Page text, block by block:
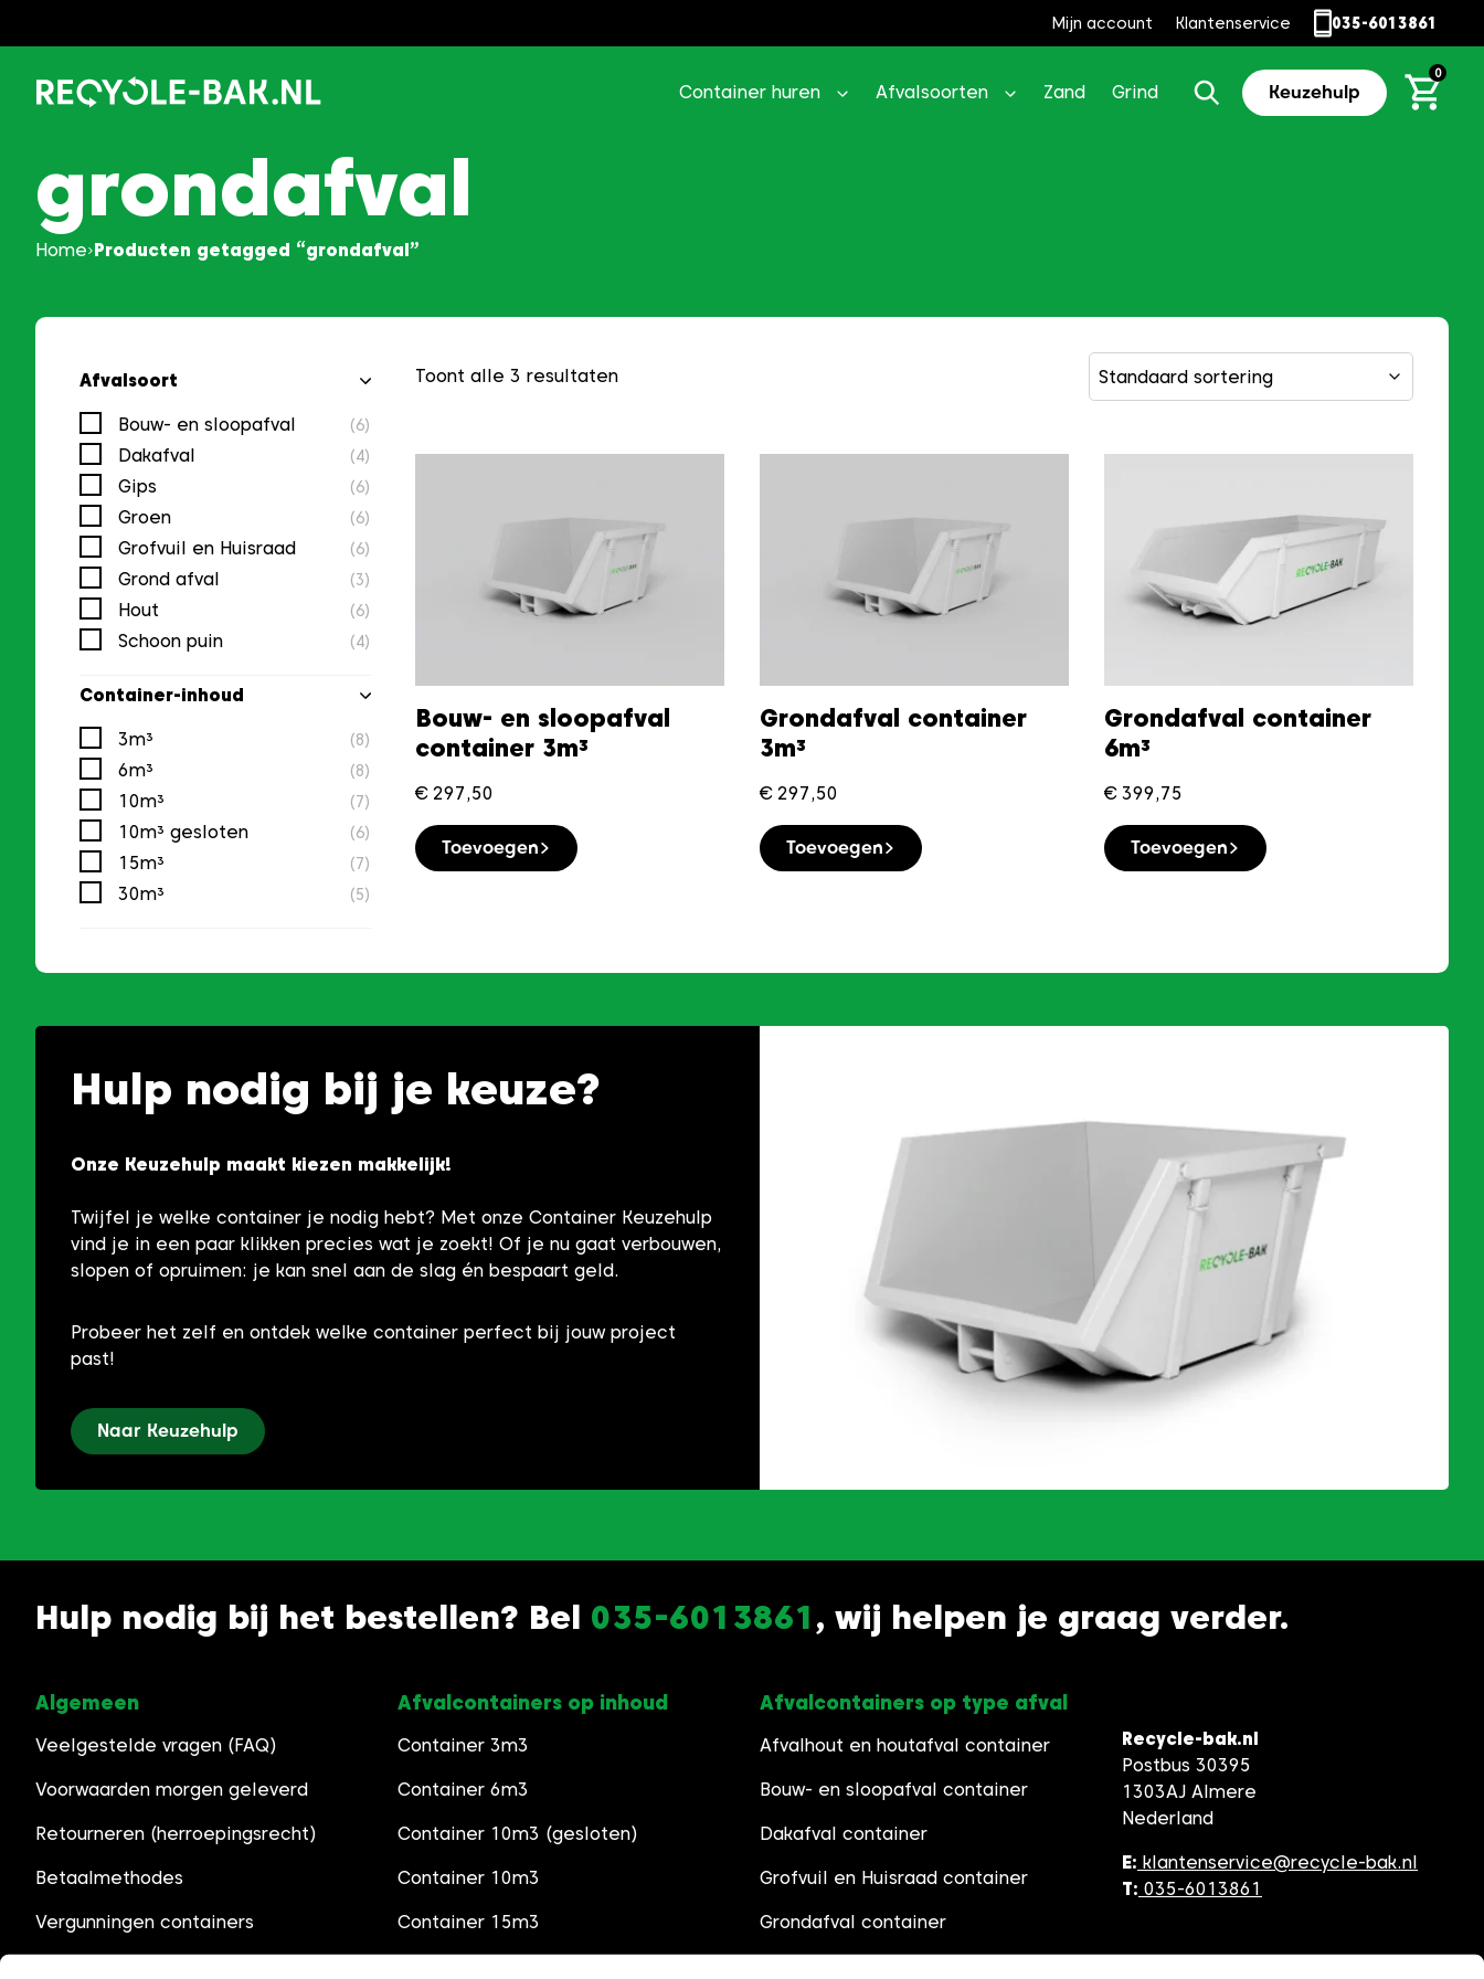
content
Container huren
Afvalsoorten Zand Grind Keuzehulp
0
Mijn account Klantenservice 035-6013861
grondafval
Home Producten getagged “grondafval”
Afvalsoort
Bouw- en sloopafval (6)
Dakafval (4)
Gips (6)
Groen (6)
Grofvuil en Huisraad (6)
Grond afval (3)
Hout (6)
Schoon puin (4)
Container-inhoud
3m³ (8)
6m³ (8)
10m³ (7)
10m³ gesloten (6)
15m³ (7)
30m³ (5)
Toont alle 3 resultaten
Bouw- en sloopafval
container 3m³
€ 297,50
Toevoegen
Grondafval container
3m³
€ 297,50
Toevoegen
Grondafval container
6m³
€ 399,75
Toevoegen
Hulp nodig bij je keuze?
Onze Keuzehulp maakt kiezen makkelijk!
Twijfel je welke container je nodig hebt? Met onze Container Keuzehulp
vind je in een paar klikken precies wat je zoekt! Of je nu gaat verbouwen,
slopen of opruimen: je kan snel aan de slag én bespaart geld.
Probeer het zelf en ontdek welke container perfect bij jouw project
past!
Naar Keuzehulp
Hulp nodig bij het bestellen? Bel 035-6013861, wij helpen je graag verder.
Algemeen
Veelgestelde vragen (FAQ)
Voorwaarden morgen geleverd
Retourneren (herroepingsrecht)
Betaalmethodes
Vergunningen containers
Afvalcontainers op inhoud
Container 3m3
Container 6m3
Container 10m3 (gesloten)
Container 10m3
Container 15m3
Afvalcontainers op type afval
Afvalhout en houtafval container
Bouw- en sloopafval container
Dakafval container
Grofvuil en Huisraad container
Grondafval container
Recycle-bak.nl
Postbus 30395
1303AJ Almere
Nederland
E: klantenservice@recycle-bak.nl
T: 035-6013861